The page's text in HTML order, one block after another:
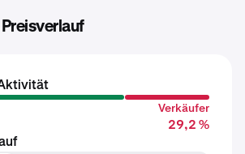
Verkäufer
29,2 %